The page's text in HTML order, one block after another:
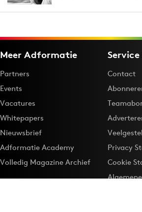
Meer Adformatie
Partners
Events
Vacatures
Whitepapers
Nieuwsbrief
Adformatie Academy
Volledig Magazine Archief
Contact
Privacy
Cookie